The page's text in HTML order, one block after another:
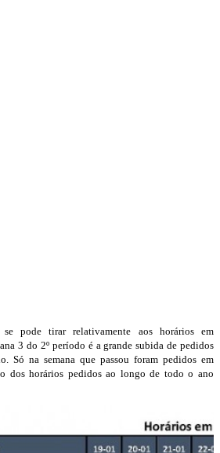
pode tirar relativamente aos horários em
3 do 2º período é a grande subida de pedidos
Só na semana que passou foram pedidos em
dos horários pedidos ao longo de todo o ano